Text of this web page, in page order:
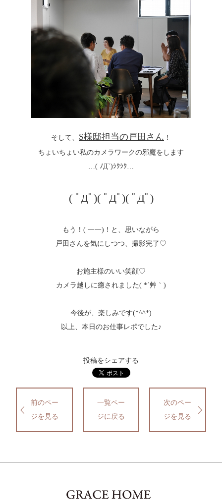
そして、 S様邸担当の戸田さん ！
ちょいちょい私のカメラワークの邪魔をします
…( ﾉД`)ｼｸｼｸ…
( ﾟДﾟ)( ﾟДﾟ)( ﾟДﾟ)
もう！( 一一)！と、思いながら
戸田さんを気にしつつ、撮影完了♡
お施主様のいい笑顔♡
カメラ越しに癒されました( *´艸｀)
今後が、楽しみです(*^^*)
以上、本日のお仕事レポでした♪
投稿をシェアする
前のペー
ジを見る
一覧ペー
ジに戻る
次のペー
ジを見る